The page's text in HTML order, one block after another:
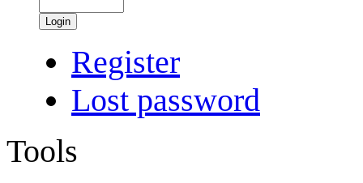
Login
Register
Lost password
Tools